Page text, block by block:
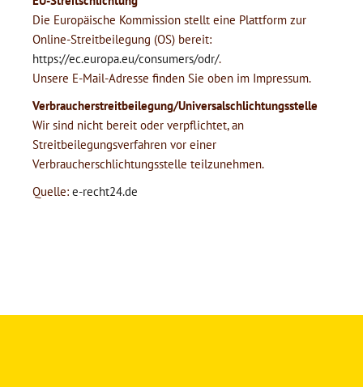
Die Europäische Kommission stellt eine Plattform zur
Online-Streitbeilegung (OS) bereit:
https://ec.europa.eu/consumers/odr/.
Unsere E-Mail-Adresse finden Sie oben im Impressum.
Verbraucher­streit­beilegung/Universal­schlichtungs­stelle
Wir sind nicht bereit oder verpflichtet, an
Streitbeilegungsverfahren vor einer
Verbraucherschlichtungsstelle teilzunehmen.
Quelle:e-recht24.de